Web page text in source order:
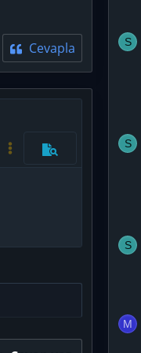
Cevapla
seçenek…
aç/kapat
Daha fazla seçenek…
Önizleme
S
S
S
M